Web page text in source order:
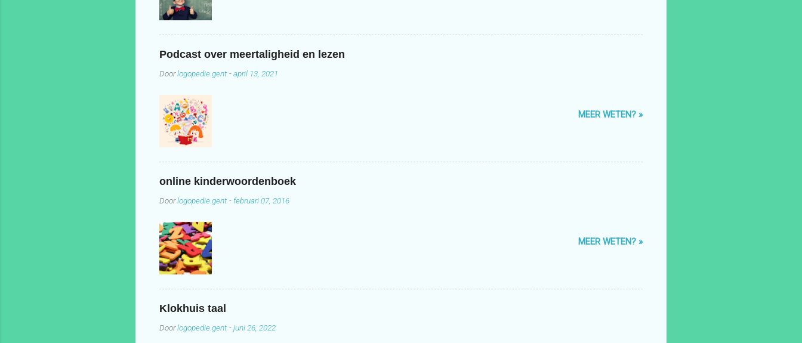
Podcast over meertaligheid en lezen
Doorlogopedie.gent -april 13, 2021
MEER WETEN? »
online kinderwoordenboek
Doorlogopedie.gent - februari 07, 2016
MEER WETEN? »
Klokhuis taal
Doorlogopedie.gent -juni 26, 2022